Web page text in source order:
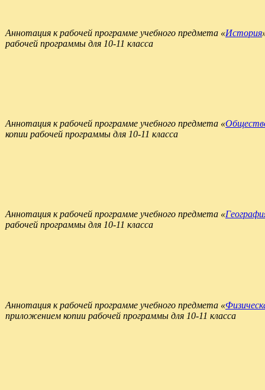
Аннотация к рабочей программе учебного предмета «История
рабочей программы для 10-11 класса
Аннотация к рабочей программе учебного предмета «
копии рабочей программы для 10-11 класса
Аннотация к рабочей программе учебного предмета «
рабочей программы для 10-11 класса
Аннотация к рабочей программе учебного предмета «
приложением копии рабочей программы для 10-11 класса